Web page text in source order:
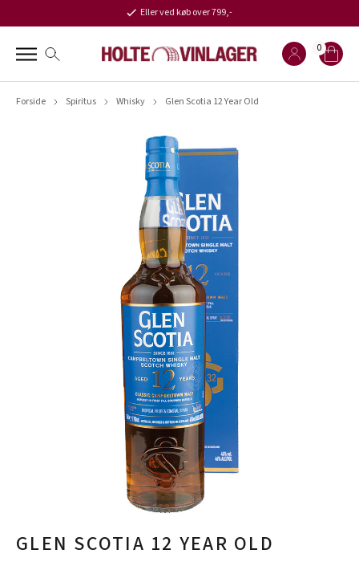
Eller ved køb over 799,-
0
Forside Spiritus Whisky Glen Scotia 12 Year Old
GLEN SCOTIA 12 YEAR OLD